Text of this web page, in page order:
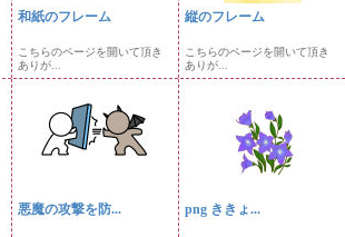
和紙のフレーム
こちらのページを開いて頂き
ありが...
縦のフレーム
こちらのページを開いて頂き
ありが...
悪魔の攻撃を防... png ききょ...